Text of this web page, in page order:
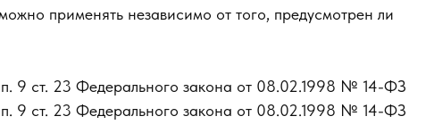
применять независимо от того, предусмотрен ли
9 ст. 23 Федерального закона от 08.02.1998 № 14-ФЗ
9 ст. 23 Федерального закона от 08.02.1998 № 14-ФЗ